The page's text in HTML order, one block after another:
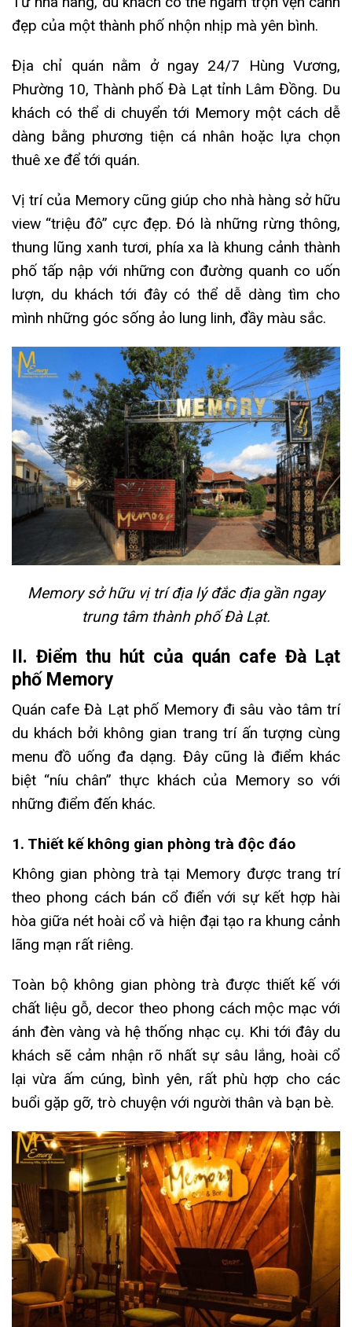
đẹp của một thành phố nhộn nhịp mà yên bình.
Địa chỉ quán nằm ở ngay 24/7 Hùng Vương,
Phường 10, Thành phố Đà Lạt tỉnh Lâm Đồng. Du
khách có thể di chuyển tới Memory một cách dễ
dàng bằng phương tiện cá nhân hoặc lựa chọn
thuê xe để tới quán.
Vị trí của Memory cũng giúp cho nhà hàng sở hữu
view “triệu đô” cực đẹp. Đó là những rừng thông,
thung lũng xanh tươi, phía xa là khung cảnh thành
phố tấp nập với những con đường quanh co uốn
lượn, du khách tới đây có thể dễ dàng tìm cho
mình những góc sống ảo lung linh, đầy màu sắc.
Memory sở hữu vị trí địa lý đắc địa gần ngay
trung tâm thành phố Đà Lạt.
II. Điểm thu hút của quán cafe Đà Lạt
phố Memory
Quán cafe Đà Lạt phố Memory đi sâu vào tâm trí
du khách bởi không gian trang trí ấn tượng cùng
menu đồ uống đa dạng. Đây cũng là điểm khác
biệt “níu chân” thực khách của Memory so với
những điểm đến khác.
1. Thiết kế không gian phòng trà độc đáo
Không gian phòng trà tại Memory được trang trí
theo phong cách bán cổ điển với sự kết hợp hài
hòa giữa nét hoài cổ và hiện đại tạo ra khung cảnh
lãng mạn rất riêng.
Toàn bộ không gian phòng trà được thiết kế với
chất liệu gỗ, decor theo phong cách mộc mạc với
ánh đèn vàng và hệ thống nhạc cụ. Khi tới đây du
khách sẽ cảm nhận rõ nhất sự sâu lắng, hoài cổ
lại vừa ấm cúng, bình yên, rất phù hợp cho các
buổi gặp gỡ, trò chuyện với người thân và bạn bè.